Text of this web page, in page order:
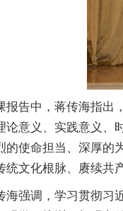
报告中，蒋传海指出
论意义、实践意义、
的使命担当、深厚的
统文化根脉、赓续共
海强调，学习贯彻习